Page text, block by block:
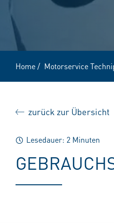
Home/ Motorservice
zurück zur Übersicht
Lesedauer: 2 Minuten